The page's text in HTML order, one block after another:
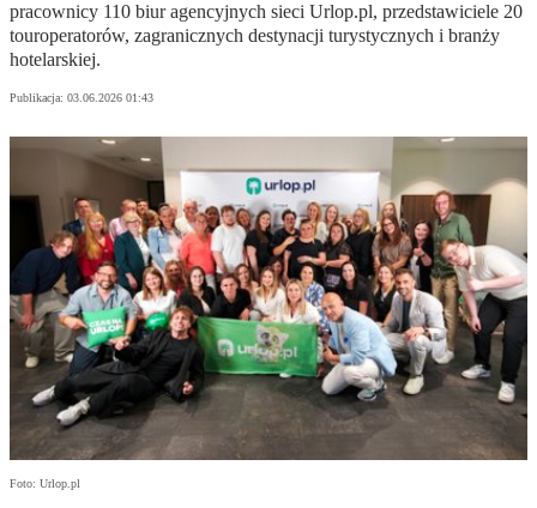
pracownicy 110 biur agencyjnych sieci Urlop.pl, przedstawiciele 20
touroperatorów, zagranicznych destynacji turystycznych i branży
hotelarskiej.
Publikacja: 03.06.2026 01:43
Foto: Urlop.pl